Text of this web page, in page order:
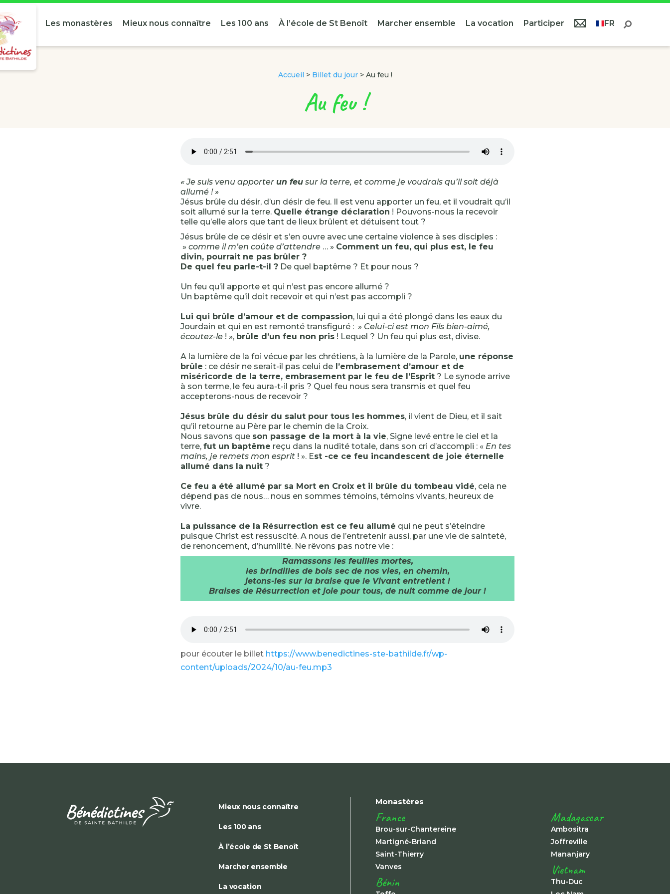
Les monastères Mieux nous connaître Les 100 ans À l’école de St Benoît Marcher ensemble La vocation Participer FR
Accueil > Billet du jour> Au feu !
Au feu !
« Je suis venu apporter un feu sur la terre, et comme je voudrais qu’il soit déjà
allumé ! »
Jésus brûle du désir, d’un désir de feu. Il est venu apporter un feu, et il voudrait qu’il
soit allumé sur la terre. Quelle étrange déclaration ! Pouvons-nous la recevoir
telle qu’elle alors que tant de lieux brûlent et détuisent tout ?
Jésus brûle de ce désir et s’en ouvre avec une certaine violence à ses disciples :
» comme il m’en coûte d’attendre … » Comment un feu, qui plus est, le feu
divin, pourrait ne pas brûler ?
De quel feu parle-t-il ? De quel baptême ? Et pour nous ?
Un feu qu’il apporte et qui n’est pas encore allumé ?
Un baptême qu’il doit recevoir et qui n’est pas accompli ?
Lui qui brûle d’amour et de compassion, lui qui a été plongé dans les eaux du
Jourdain et qui en est remonté transfiguré : » Celui-ci est mon Fils bien-aimé,
écoutez-le ! », brûle d’un feu non pris ! Lequel ? Un feu qui plus est, divise.
A la lumière de la foi vécue par les chrétiens, à la lumière de la Parole, une réponse
brûle : ce désir ne serait-il pas celui de l’embrasement d’amour et de
miséricorde de la terre, embrasement par le feu de l’Esprit ? Le synode arrive
à son terme, le feu aura-t-il pris ? Quel feu nous sera transmis et quel feu
accepterons-nous de recevoir ?
Jésus brûle du désir du salut pour tous les hommes, il vient de Dieu, et il sait
qu’il retourne au Père par le chemin de la Croix.
Nous savons que son passage de la mort à la vie, Signe levé entre le ciel et la
terre, fut un baptême reçu dans la nudité totale, dans son cri d’accompli : « En tes
mains, je remets mon esprit ! ». Est -ce ce feu incandescent de joie éternelle
allumé dans la nuit ?
Ce feu a été allumé par sa Mort en Croix et il brûle du tombeau vidé, cela ne
dépend pas de nous… nous en sommes témoins, témoins vivants, heureux de
vivre.
La puissance de la Résurrection est ce feu allumé qui ne peut s’éteindre
puisque Christ est ressuscité. A nous de l’entretenir aussi, par une vie de sainteté,
de renoncement, d’humilité. Ne rêvons pas notre vie :
Ramassons les feuilles mortes,
les brindilles de bois sec de nos vies, en chemin,
jetons-les sur la braise que le Vivant entretient !
Braises de Résurrection et joie pour tous, de nuit comme de jour !
pour écouter le billet https://www.benedictines-ste-bathilde.fr/wp-
content/uploads/2024/10/au-feu.mp3
Mieux nous connaître
Les 100 ans
À l’école de St Benoît
Marcher ensemble
La vocation
Monastères
France
Brou-sur-Chantereine
Martigné-Briand
Saint-Thierry
Vanves
Bénin
Madagascar
Ambositra
Joffreville
Mananjary
Vietnam
Thu-Duc